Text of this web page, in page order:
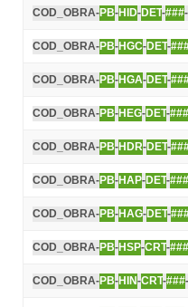
COD_OBRA-PB-HID-DET-###
COD_OBRA-PB-HGC-DET-
COD_OBRA-PB-HGA-DET-
COD_OBRA-PB-HEG-DET-###
COD_OBRA-PB-HDR-DET-
COD_OBRA-PB-HAP-DET-###
COD_OBRA-PB-HAG-DET-
COD_OBRA-PB-HSP-CRT-###
COD_OBRA-PB-HIN-CRT-###